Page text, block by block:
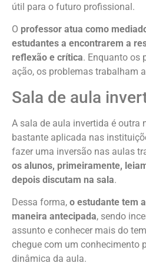
útil para o futuro profissional.
O professor atua como
estudantes a encontrarem a
reflexão e crítica. Enquanto os
ação, os problemas trabalham
Sala de aula
A sala de aula invertida é outra
bastante aplicada nas
fazer uma inversão nas aulas
os alunos, primeiramente,
depois discutam na sala.
Dessa forma, o estudante tem
maneira antecipada, sendo
assunto e conhecer mais do
chegue com um conhecimento
dinâmica da aula.